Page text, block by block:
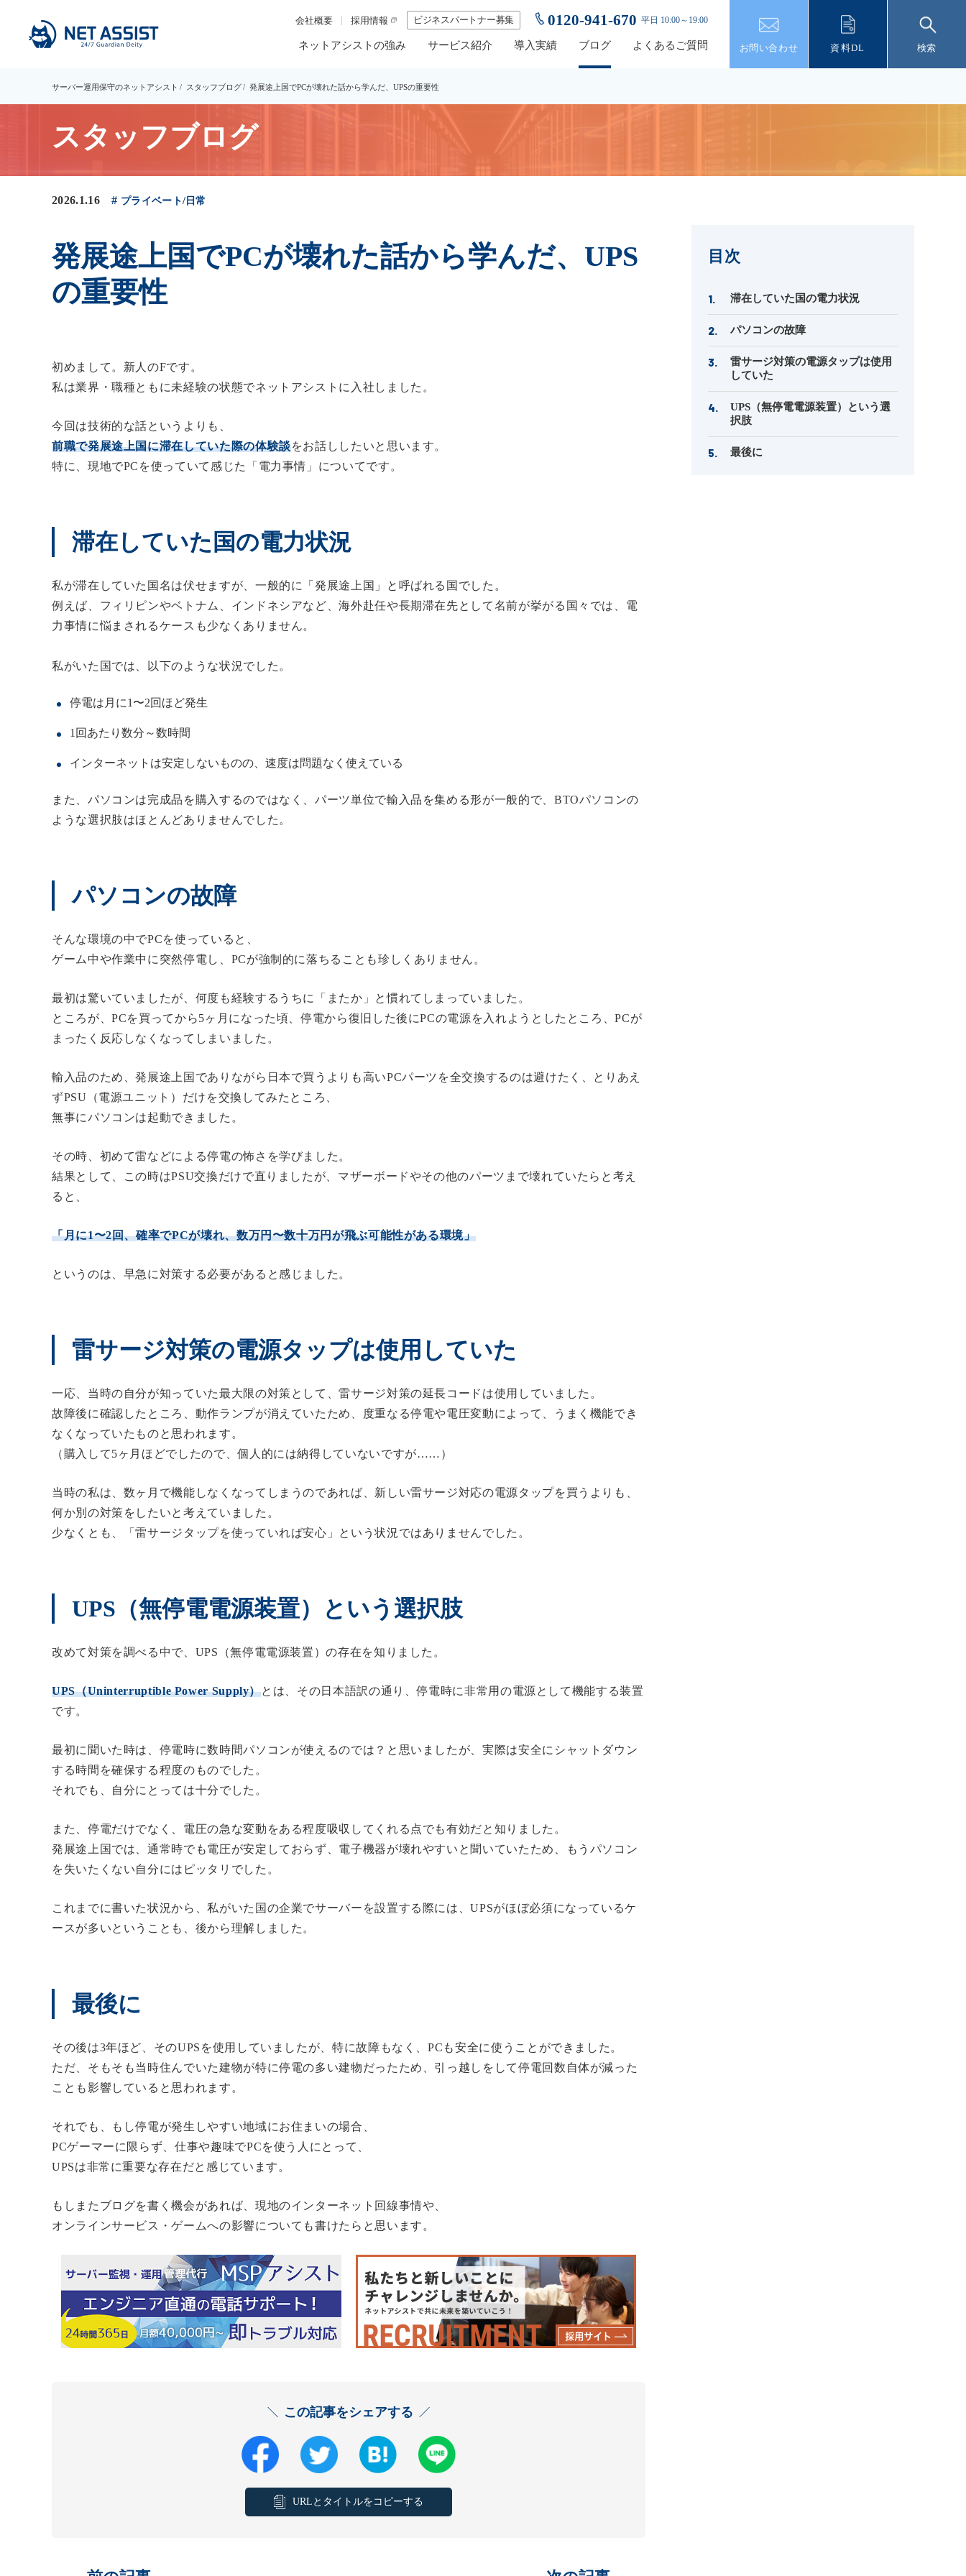
ネットアシストの強み サービス紹介 導入実績 ブログ よくあるご質問
会社概要 採用情報 ビジネスパートナー募集 0120-941-670 平日 10:00～19:00
お問い合わせ 資料DL 検索
サーバー運用保守のネットアシスト スタッフブログ 発展途上国でPCが壊れた話から学んだ、UPSの重要性
スタッフブログ
2026.1.16 プライベート/日常
発展途上国でPCが壊れた話から学んだ、UPS
の重要性
初めまして。新人のFです。
私は業界・職種ともに未経験の状態でネットアシストに入社しました。
今回は技術的な話というよりも、
前職で発展途上国に滞在していた際の体験談をお話ししたいと思います。
特に、現地でPCを使っていて感じた「電力事情」についてです。
目次
滞在していた国の電力状況
パソコンの故障
雷サージ対策の電源タップは使用
していた
UPS（無停電電源装置）という選
択肢
最後に
滞在していた国の電力状況
私が滞在していた国名は伏せますが、一般的に「発展途上国」と呼ばれる国でした。
例えば、フィリピンやベトナム、インドネシアなど、海外赴任や長期滞在先として名前が挙がる国々では、電
力事情に悩まされるケースも少なくありません。
私がいた国では、以下のような状況でした。
停電は月に1〜2回ほど発生
1回あたり数分～数時間
インターネットは安定しないものの、速度は問題なく使えている
また、パソコンは完成品を購入するのではなく、パーツ単位で輸入品を集める形が一般的で、BTOパソコンの
ような選択肢はほとんどありませんでした。
パソコンの故障
そんな環境の中でPCを使っていると、
ゲーム中や作業中に突然停電し、PCが強制的に落ちることも珍しくありません。
最初は驚いていましたが、何度も経験するうちに「またか」と慣れてしまっていました。
ところが、PCを買ってから5ヶ月になった頃、停電から復旧した後にPCの電源を入れようとしたところ、PCが
まったく反応しなくなってしまいました。
輸入品のため、発展途上国でありながら日本で買うよりも高いPCパーツを全交換するのは避けたく、とりあえ
ずPSU（電源ユニット）だけを交換してみたところ、
無事にパソコンは起動できました。
その時、初めて雷などによる停電の怖さを学びました。
結果として、この時はPSU交換だけで直りましたが、マザーボードやその他のパーツまで壊れていたらと考え
ると、
「月に1〜2回、確率でPCが壊れ、数万円〜数十万円が飛ぶ可能性がある環境」
というのは、早急に対策する必要があると感じました。
雷サージ対策の電源タップは使用していた
一応、当時の自分が知っていた最大限の対策として、雷サージ対策の延長コードは使用していました。
故障後に確認したところ、動作ランプが消えていたため、度重なる停電や電圧変動によって、うまく機能でき
なくなっていたものと思われます。
（購入して5ヶ月ほどでしたので、個人的には納得していないですが……）
当時の私は、数ヶ月で機能しなくなってしまうのであれば、新しい雷サージ対応の電源タップを買うよりも、
何か別の対策をしたいと考えていました。
少なくとも、「雷サージタップを使っていれば安心」という状況ではありませんでした。
UPS（無停電電源装置）という選択肢
改めて対策を調べる中で、UPS（無停電電源装置）の存在を知りました。
UPS（Uninterruptible Power Supply）とは、その日本語訳の通り、停電時に非常用の電源として機能する装置
です。
最初に聞いた時は、停電時に数時間パソコンが使えるのでは？と思いましたが、実際は安全にシャットダウン
する時間を確保する程度のものでした。
それでも、自分にとっては十分でした。
また、停電だけでなく、電圧の急な変動をある程度吸収してくれる点でも有効だと知りました。
発展途上国では、通常時でも電圧が安定しておらず、電子機器が壊れやすいと聞いていたため、もうパソコン
を失いたくない自分にはピッタリでした。
これまでに書いた状況から、私がいた国の企業でサーバーを設置する際には、UPSがほぼ必須になっているケ
ースが多いということも、後から理解しました。
最後に
その後は3年ほど、そのUPSを使用していましたが、特に故障もなく、PCも安全に使うことができました。
ただ、そもそも当時住んでいた建物が特に停電の多い建物だったため、引っ越しをして停電回数自体が減った
ことも影響していると思われます。
それでも、もし停電が発生しやすい地域にお住まいの場合、
PCゲーマーに限らず、仕事や趣味でPCを使う人にとって、
UPSは非常に重要な存在だと感じています。
もしまたブログを書く機会があれば、現地のインターネット回線事情や、
オンラインサービス・ゲームへの影響についても書けたらと思います。
この記事をシェアする
URLとタイトルをコピーする